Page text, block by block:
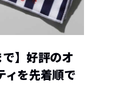
で】好評のオ
ィを先着順で